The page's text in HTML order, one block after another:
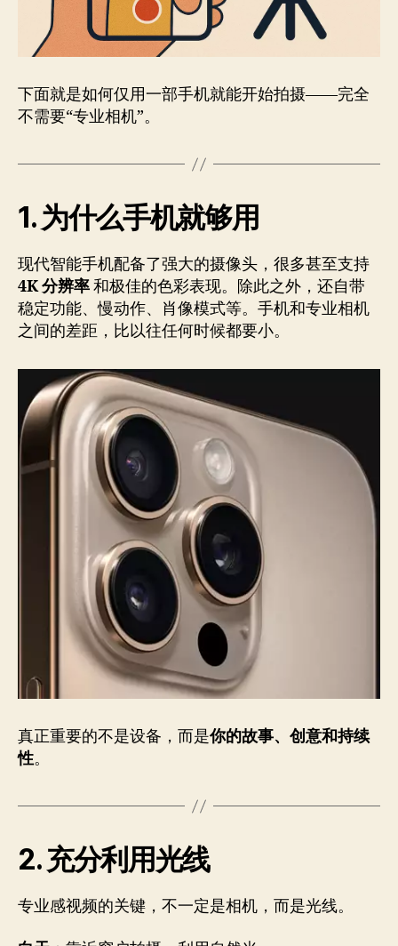
下面就是如何仅用一部手机就能开始拍摄——完全
不需要“专业相机”。
1. 为什么手机就够用
现代智能手机配备了强大的摄像头，很多甚至支持
4K 分辨率和极佳的色彩表现。除此之外，还自带
稳定功能、慢动作、肖像模式等。手机和专业相机
之间的差距，比以往任何时候都要小。
真正重要的不是设备，而是你的故事、创意和持续
性。
2. 充分利用光线
专业感视频的关键，不一定是相机，而是光线。